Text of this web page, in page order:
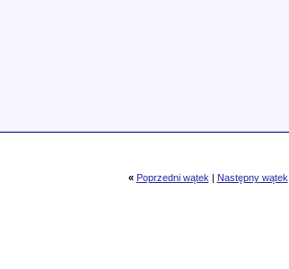
« Poprzedni wątek | Następny wątek